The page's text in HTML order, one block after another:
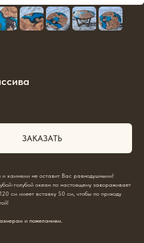
ЗАКАЗАТЬ
камнями не оставит Вас равнодушными!
голубой океан по настоящему завораживает
см имеет вставку 50 см, чтобы по приходу
и пожеланиям.